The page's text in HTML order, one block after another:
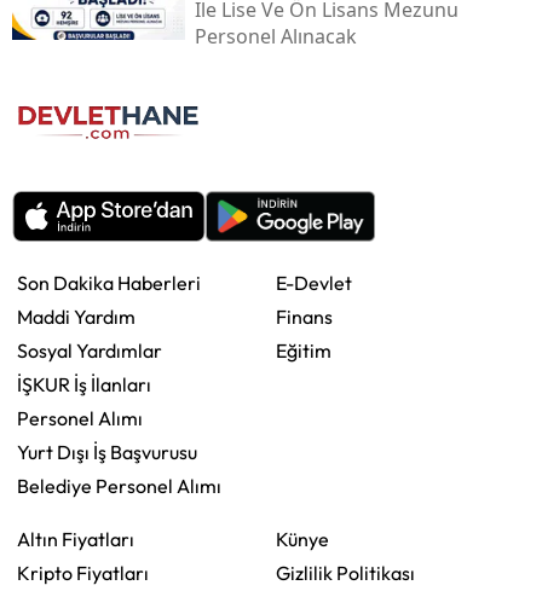
Ile Lise Ve Ön Lisans Mezunu
Personel Alınacak
Son Dakika Haberleri
Maddi Yardım
Sosyal Yardımlar
İŞKUR İş İlanları
Personel Alımı
Yurt Dışı İş Başvurusu
Belediye Personel Alımı
E-Devlet
Finans
Eğitim
Altın Fiyatları
Kripto Fiyatları
Künye
Gizlilik Politikası